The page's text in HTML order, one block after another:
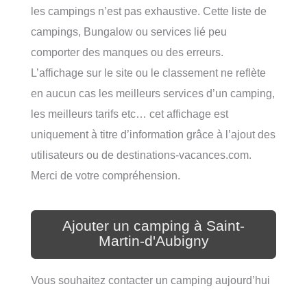
les campings n’est pas exhaustive. Cette liste de
campings, Bungalow ou services lié peu
comporter des manques ou des erreurs.
L’affichage sur le site ou le classement ne reflète
en aucun cas les meilleurs services d’un camping,
les meilleurs tarifs etc… cet affichage est
uniquement à titre d’information grâce à l’ajout des
utilisateurs ou de destinations-vacances.com.
Merci de votre compréhension.
Ajouter un camping à Saint-
Martin-d'Aubigny
Vous souhaitez contacter un camping aujourd’hui